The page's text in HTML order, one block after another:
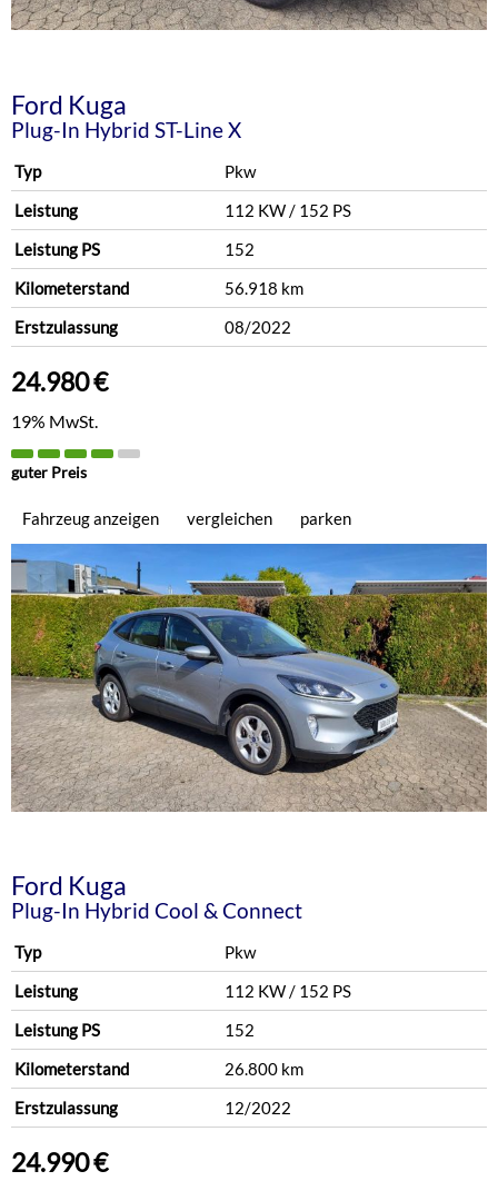
Ford Kuga
Plug-In Hybrid ST-Line X
Typ
Pkw
Leistung
112 KW / 152 PS
Leistung PS
152
Kilometerstand
56.918 km
Erstzulassung
08/2022
24.980 €
19% MwSt.
guter Preis
Fahrzeug anzeigen vergleichen parken
Ford Kuga
Plug-In Hybrid Cool & Connect
Typ
Pkw
Leistung
112 KW / 152 PS
Leistung PS
152
Kilometerstand
26.800 km
Erstzulassung
12/2022
24.990 €